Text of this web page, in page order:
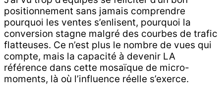
positionnement sans jamais comprendre
pourquoi les ventes s’enlisent, pourquoi la
conversion stagne malgré des courbes de trafic
flatteuses. Ce n’est plus le nombre de vues qui
compte, mais la capacité à devenir LA
référence dans cette mosaïque de micro-
moments, là où l’influence réelle s’exerce.